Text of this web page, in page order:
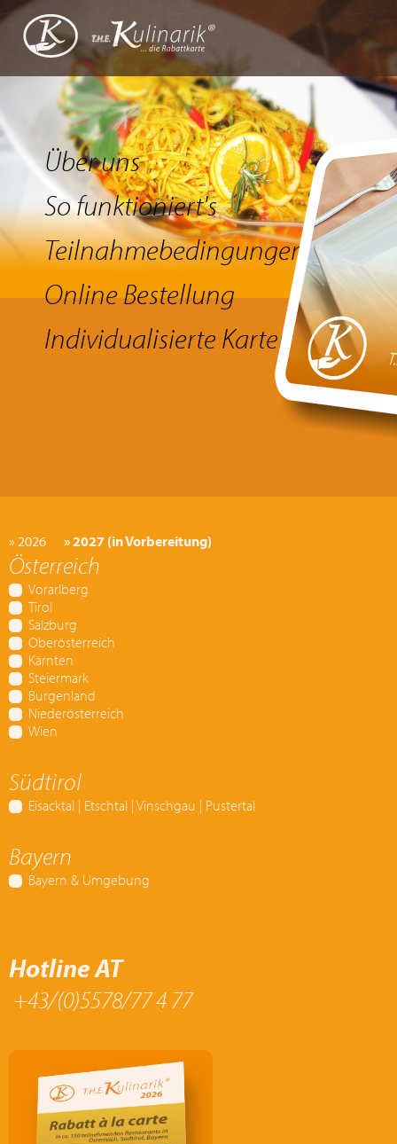
Über uns
So funktioniert's
Teilnahmebedingungen
Online Bestellung
Individualisierte Karten
» 2026 » 2027 (in Vorbereitung)
Österreich
Vorarlberg
Tirol
Salzburg
Oberösterreich
Kärnten
Steiermark
Burgenland
Niederösterreich
Wien
Südtirol
Eisacktal | Etschtal | Vinschgau | Pustertal
Bayern
Bayern & Umgebung
Hotline AT
+43/(0)5578/77 4 77